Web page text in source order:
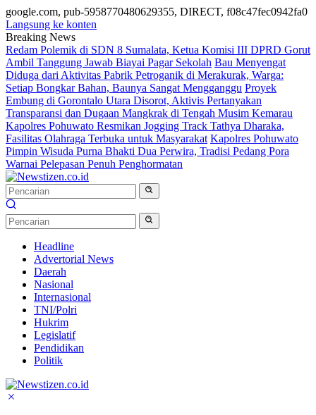
google.com, pub-5958770480629355, DIRECT, f08c47fec0942fa0
Langsung ke konten
Breaking News
Redam Polemik di SDN 8 Sumalata, Ketua Komisi III DPRD Gorut
Ambil Tanggung Jawab Biayai Pagar Sekolah Bau Menyengat
Diduga dari Aktivitas Pabrik Petroganik di Merakurak, Warga:
Setiap Bongkar Bahan, Baunya Sangat Mengganggu Proyek
Embung di Gorontalo Utara Disorot, Aktivis Pertanyakan
Transparansi dan Dugaan Mangkrak di Tengah Musim Kemarau
Kapolres Pohuwato Resmikan Jogging Track Tathya Dharaka,
Fasilitas Olahraga Terbuka untuk Masyarakat Kapolres Pohuwato
Pimpin Wisuda Purna Bhakti Dua Perwira, Tradisi Pedang Pora
Warnai Pelepasan Penuh Penghormatan
Headline
Advertorial News
Daerah
Nasional
Internasional
TNI/Polri
Hukrim
Legislatif
Pendidikan
Politik